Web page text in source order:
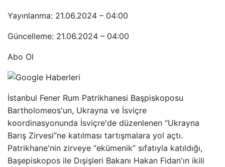
Yayınlanma: 21.06.2024 – 04:00
Güncelleme: 21.06.2024 – 04:00
Abo Ol
İstanbul Fener Rum Patrikhanesi Başpiskoposu
Bartholomeos'un, Ukrayna ve İsviçre
koordinasyonunda İsviçre'de düzenlenen “Ukrayna
Barış Zirvesi”ne katılması tartışmalara yol açtı.
Patrikhane'nin zirveye “ekümenik” sıfatıyla katıldığı,
Başepiskopos ile Dışişleri Bakanı Hakan Fidan'ın ikili